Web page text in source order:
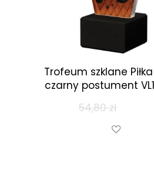
Trofeum szklane
czarny postument
54,80zł